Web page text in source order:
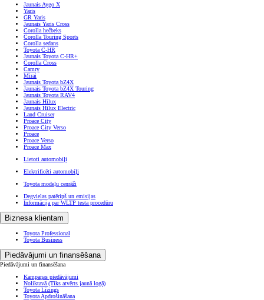
Jaunais Aygo X
Yaris
GR Yaris
Jaunais Yaris Cross
Corolla hečbeks
Corolla Touring Sports
Corolla sedans
Toyota C-HR
Jaunais Toyota C-HR+
Corolla Cross
Camry
Mirai
Jaunais Toyota bZ4X
Jaunais Toyota bZ4X Touring
Jaunais Toyota RAV4
Jaunais Hilux
Jaunais Hilux Electric
Land Cruiser
Proace City
Proace City Verso
Proace
Proace Verso
Proace Max
Lietoti automobiļi
Elektrificēti automobiļi
Toyota modeļu cenrāži
Degvielas patēriņš un emisijas
Informācija par WLTP testa procedūru
Biznesa klientam
Toyota Professional
Toyota Business
Piedāvājumi un finansēšana
Piedāvājumi un finansēšana
Kampaņas piedāvājumi
Noliktavā (Tiks atvērts jaunā logā)
Toyota Līzings
Toyota Apdrošināšana